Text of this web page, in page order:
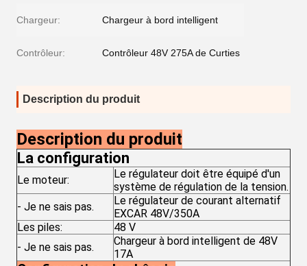
Chargeur: Chargeur à bord intelligent
Contrôleur: Contrôleur 48V 275A de Curties
Description du produit
Description du produit
La configuration
Le moteur:
Le régulateur doit être équipé d'un
système de régulation de la tension.
- Je ne sais pas.
Le régulateur de courant alternatif
EXCAR 48V/350A
Les piles:
48 V
- Je ne sais pas.
Chargeur à bord intelligent de 48V
17A